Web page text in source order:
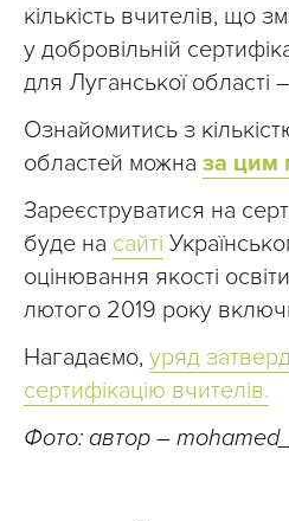
кількість вчителів, що
у добровільній
для Луганської області
Ознайомитись з
областей можна за цим
Зареєструватися на
буде на сайті
оцінювання якості
лютого 2019 року
Нагадаємо, уряд
сертифікацію вчителів.
Фото: автор –